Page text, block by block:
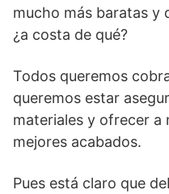
mucho más baratas y
¿a costa de qué?
Todos queremos
queremos estar
materiales y ofrecer a
mejores acabados.
Pues está claro que